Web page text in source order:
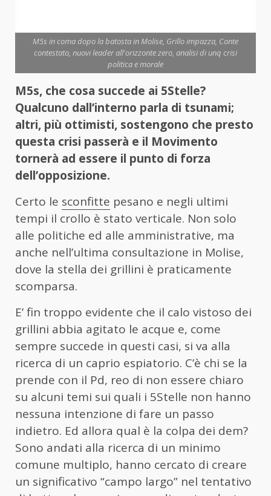
M5s in coma dopo la batosta in Molise, Grillo impazza, Conte
contestato, nuovi leader all'orizzonte zero, analisi di unq crisi
politica e morale
M5s, che cosa succede ai 5Stelle?
Qualcuno dall’interno parla di tsunami;
altri, più ottimisti, sostengono che presto
questa crisi passerà e il Movimento
tornerà ad essere il punto di forza
dell’opposizione.
Certo le sconfitte pesano e negli ultimi
tempi il crollo è stato verticale. Non solo
alle politiche ed alle amministrative, ma
anche nell’ultima consultazione in Molise,
dove la stella dei grillini è praticamente
scomparsa.
E’ fin troppo evidente che il calo vistoso dei
grillini abbia agitato le acque e, come
sempre succede in questi casi, si va alla
ricerca di un caprio espiatorio. C’è chi se la
prende con il Pd, reo di non essere chiaro
su alcuni temi sui quali i 5Stelle non hanno
nessuna intenzione di fare un passo
indietro. Ed allora qual è la colpa dei dem?
Sono andati alla ricerca di un minimo
comune multiplo, hanno cercato di creare
un significativo “campo largo” nel tentativo